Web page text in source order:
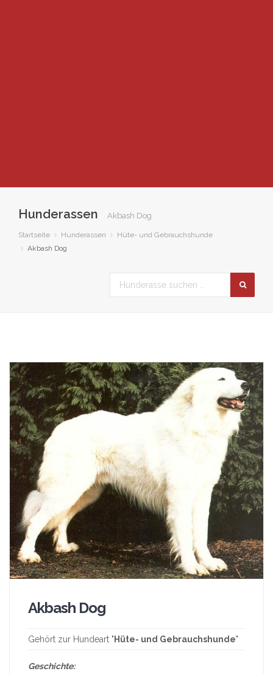
Hunderassen Akbash Dog
Startseite Hunderassen
Hüte- und Gebrauchshunde
Akbash Dog
Akbash Dog
Gehört zur Hundeart " Hüte- und Gebrauchshunde"
Geschichte: